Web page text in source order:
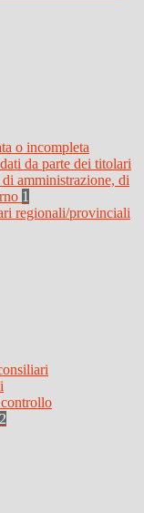
o incompleta
da parte dei titolari
amministrazione, di
1
regionali/provinciali
2